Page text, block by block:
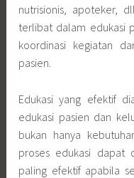
nutrisionis, apoteker,
terlibat dalam edukasi
koordinasi kegiatan
pasien.
Edukasi yang efektif
edukasi pasien dan
bukan hanya
proses edukasi dapat
paling efektif apabila